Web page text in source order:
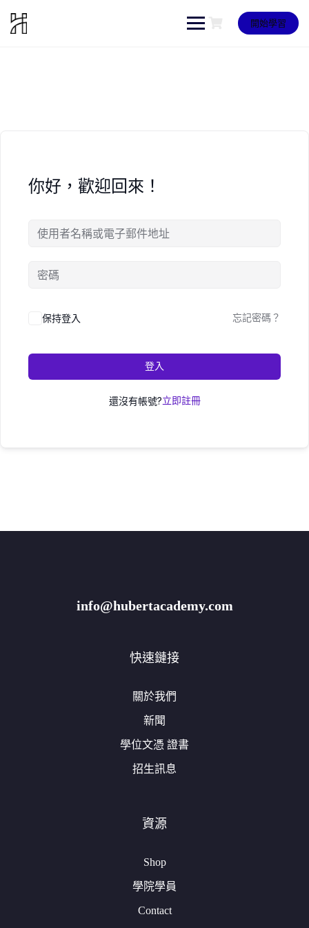
content
開始學習
你好，歡迎回來！
保持登入 忘記密碼？
登入
還沒有帳號?立即註冊
info@hubertacademy.com
快速鏈接
關於我們
新聞
學位文憑 證書
招生訊息
資源
Shop
學院學員
Contact